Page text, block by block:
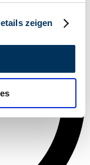
zu Ihrer
Partner für
weiter. Unsere
mit
bereitgestellt
der Dienste
zeigen